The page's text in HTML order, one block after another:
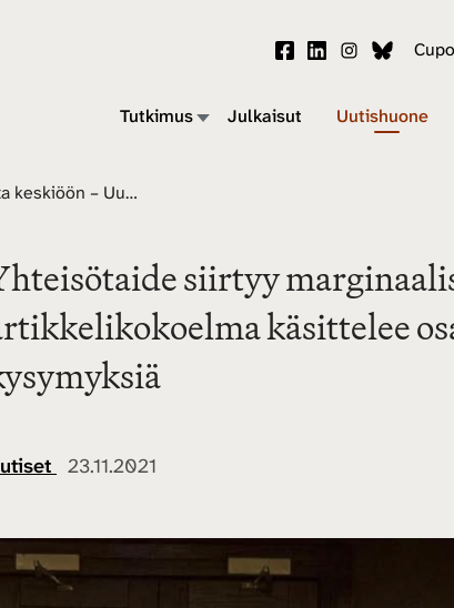
Tutkimus Julkaisut Uutishuone
Yhteisötaide siirtyy marginaalista keskiöön – Uusi artikkelikokoelma käsittelee osallistavan taiteen eettisiä kysymyksiä
siirtyy
käsittelee
23.11.2021